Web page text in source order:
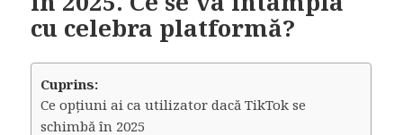
cu celebra platformă?
Cuprins:
Ce opțiuni ai ca utilizator dacă TikTok se
schimbă în 2025